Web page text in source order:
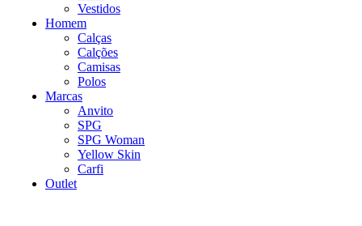
Vestidos
Homem
Calças
Calções
Camisas
Polos
Marcas
Anvito
SPG
SPG Woman
Yellow Skin
Carfi
Outlet